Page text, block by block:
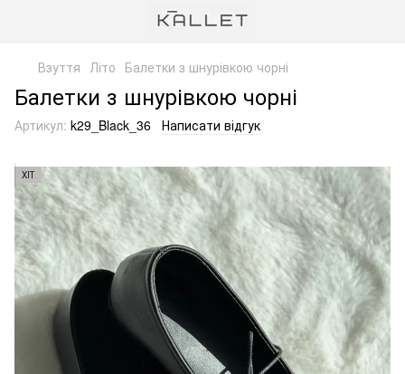
Взуття Літо Балетки з шнурівкою чорні
Балетки з шнурівкою чорні
Артикул: k29_Black_36 Написати відгук
ХІТ